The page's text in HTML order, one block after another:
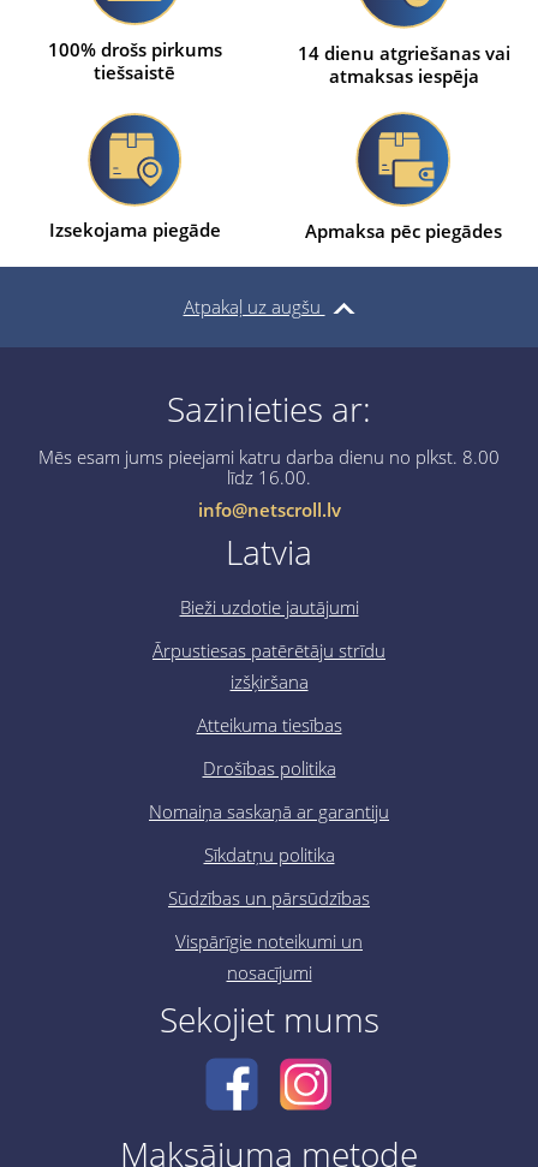
100% drošs pirkums
tiešsaistē
14 dienu atgriešanas vai
atmaksas iespēja
Izsekojama piegāde Apmaksa pēc piegādes
Atpakaļ uz augšu
Sazinieties ar:
Mēs esam jums pieejami katru darba dienu no plkst. 8.00
līdz 16.00.
info@netscroll.lv
Latvia
Bieži uzdotie jautājumi
Ārpustiesas patērētāju strīdu
izšķiršana
Atteikuma tiesības
Drošības politika
Nomaiņa saskaņā ar garantiju
Sīkdatņu politika
Sūdzības un pārsūdzības
Vispārīgie noteikumi un
nosacījumi
Sekojiet mums
Maksājuma metode